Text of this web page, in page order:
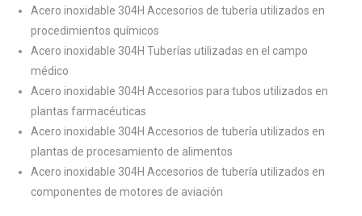
Acero inoxidable 304H Accesorios de tubería utilizados en
procedimientos químicos
Acero inoxidable 304H Tuberías utilizadas en el campo
médico
Acero inoxidable 304H Accesorios para tubos utilizados en
plantas farmacéuticas
Acero inoxidable 304H Accesorios de tubería utilizados en
plantas de procesamiento de alimentos
Acero inoxidable 304H Accesorios de tubería utilizados en
componentes de motores de aviación